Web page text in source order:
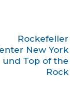
Rockefeller
New York
und Top of the
Rock